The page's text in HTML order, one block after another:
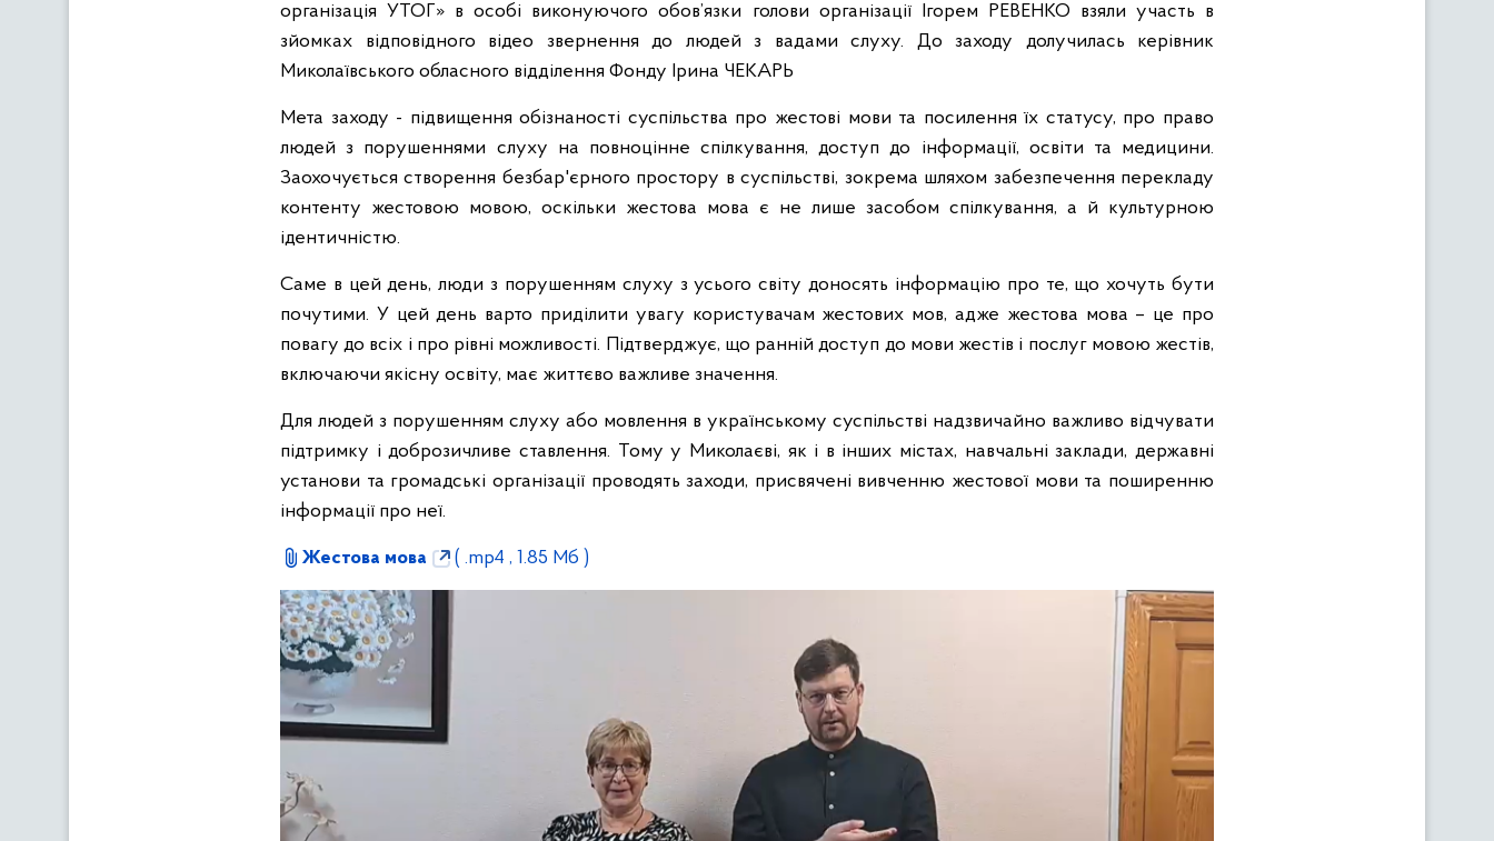
організація УТОГ» в особі виконуючого обов’язки голови організації Ігорем РЕВЕНКО взяли участь в
зйомках відповідного відео звернення до людей з вадами слуху. До заходу долучилась керівник
Миколаївського обласного відділення Фонду Ірина ЧЕКАРЬ
Мета заходу - підвищення обізнаності суспільства про жестові мови та посилення їх статусу, про право
людей з порушеннями слуху на повноцінне спілкування, доступ до інформації, освіти та медицини.
Заохочується створення безбар'єрного простору в суспільстві, зокрема шляхом забезпечення перекладу
контенту жестовою мовою, оскільки жестова мова є не лише засобом спілкування, а й культурною
ідентичністю.
Саме в цей день, люди з порушенням слуху з усього світу доносять інформацію про те, що хочуть бути
почутими. У цей день варто приділити увагу користувачам жестових мов, адже жестова мова – це про
повагу до всіх і про рівні можливості. Підтверджує, що ранній доступ до мови жестів і послуг мовою жестів,
включаючи якісну освіту, має життєво важливе значення.
Для людей з порушенням слуху або мовлення в українському суспільстві надзвичайно важливо відчувати
підтримку і доброзичливе ставлення. Тому у Миколаєві, як і в інших містах, навчальні заклади, державні
установи та громадські організації проводять заходи, присвячені вивченню жестової мови та поширенню
інформації про неї.
Жестова мова ( .mp4 , 1.85 Мб )